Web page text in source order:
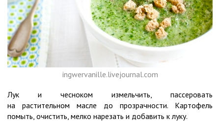
ingwervanille.livejournal.com
Лук и чесноком измельчить, пассеровать
на растительном масле до прозрачности. Картофель
помыть, очистить, мелко нарезать и добавить к луку.